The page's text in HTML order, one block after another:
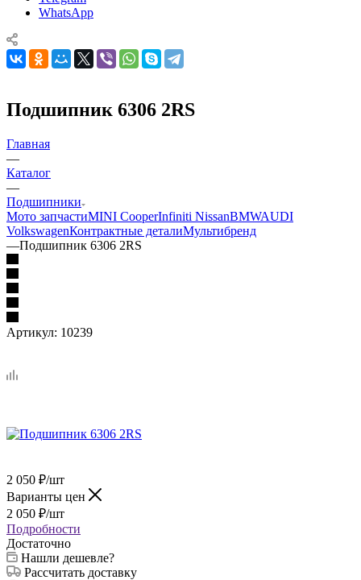
WhatsApp
Подшипник 6306 2RS
Главная
—
Каталог
—
Подшипники
Мото запчастиMINI CooperInfiniti NissanBMWAUDI
VolkswagenКонтрактные деталиМультибренд
—Подшипник 6306 2RS
Артикул: 10239
2 050 ₽/шт
Варианты цен
2 050 ₽/шт
Подробности
Достаточно
Нашли дешевле?
Рассчитать доставку